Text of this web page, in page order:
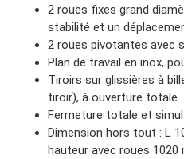
2 roues fixes grand
stabilité et un
2 roues pivotantes avec
Plan de travail en inox,
Tiroirs sur glissières à
tiroir), à ouverture totale
Fermeture totale et
Dimension hors tout : L
hauteur avec roues 1020